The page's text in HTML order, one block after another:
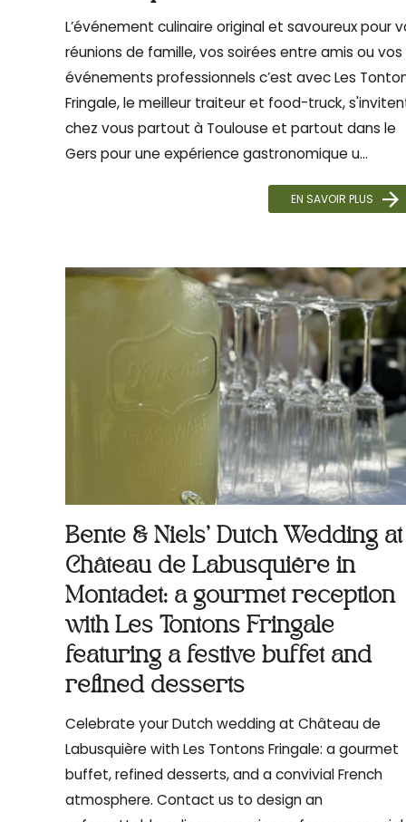
L’événement culinaire original et savoureux pour
réunions de famille, vos soirées entre amis ou vos
événements professionnels c’est avec Les
Fringale, le meilleur traiteur et food-truck,
chez vous partout à Toulouse et partout dans le
Gers pour une expérience gastronomique u...
EN SAVOIR PLUS
Bente & Niels’ Dutch Wedding at
Château de Labusquière in
Montadet: a gourmet reception
with Les Tontons Fringale
featuring a festive buffet and
refined desserts
Celebrate your Dutch wedding at Château de
Labusquière with Les Tontons Fringale: a gourmet
buffet, refined desserts, and a convivial French
atmosphere. Contact us to design an